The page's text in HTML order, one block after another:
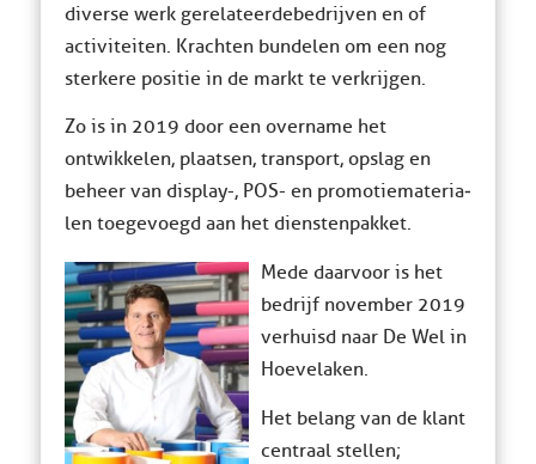
diverse werk gerelateerde bedrijven en of
activiteiten. Krachten bundelen om een nog
sterkere positie in de markt te verkrijgen.
Zo is in 2019 door een overname het
ontwikkelen, plaatsen, trans­port, opslag en
beheer van display-, POS- en promotiemateria­
len toegevoegd aan het dienstenpakket.
Mede daarvoor is het
bedrijf november 2019
verhuisd naar De Wel in
Hoevelaken.
Het belang van de klant
centraal stellen;